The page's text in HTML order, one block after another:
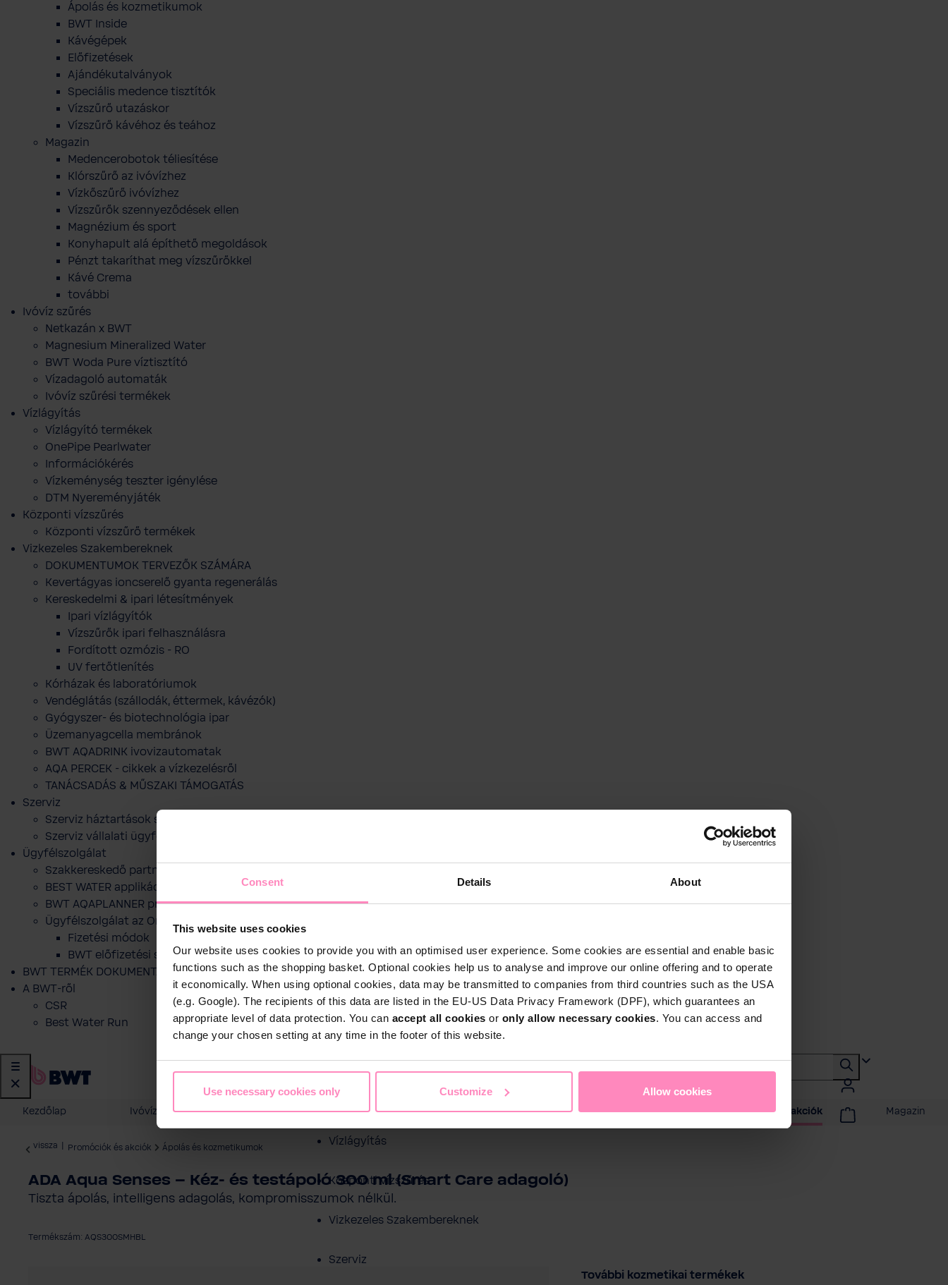
Consent Details About
This website uses cookies
Our website uses cookies to provide you with an optimised user experience. Some cookies are essential and enable basic
functions such as the shopping basket. Optional cookies help us to analyse and improve our online offering and to operate
it economically. When using optional cookies, data may be transmitted to companies from third countries such as the USA
(e.g. Google). The recipients of this data are listed in the EU-US Data Privacy Framework (DPF), which guarantees an
appropriate level of data protection. You can accept all cookies or only allow necessary cookies. You can access and
change your chosen setting at any time in the footer of this website.
Use necessary cookies only Customize Allow cookies
Ápolás és kozmetikumok
BWT Inside
Kávégépek
Előfizetések
Ajándékutalványok
Speciális medence tisztítók
Vízszűrő utazáskor
Vízszűrő kávéhoz és teához
Magazin
Medencerobotok téliesítése
Klórszűrő az ivóvízhez
Vízkőszűrő ivóvízhez
Vízszűrők szennyeződések ellen
Magnézium és sport
Konyhapult alá építhető megoldások
Pénzt takaríthat meg vízszűrőkkel
Kávé Crema
további
Ivóvíz szűrés
Netkazán x BWT
Magnesium Mineralized Water
BWT Woda Pure víztisztító
Vízadagoló automaták
Ivóvíz szűrési termékek
Vízlágyítás
Vízlágyító termékek
OnePipe Pearlwater
Információkérés
Vízkeménység teszter igénylése
DTM Nyereményjáték
Központi vízszűrés
Központi vízszűrő termékek
Vizkezeles Szakembereknek
DOKUMENTUMOK TERVEZŐK SZÁMÁRA
Kevertágyas ioncserelő gyanta regenerálás
Kereskedelmi & ipari létesítmények
Ipari vízlágyítók
Vízszűrők ipari felhasználásra
Fordított ozmózis - RO
UV fertőtlenítés
Kórházak és laboratóriumok
Vendéglátás (szállodák, éttermek, kávézók)
Gyógyszer- és biotechnológia ipar
Üzemanyagcella membránok
BWT AQADRINK ivovizautomatak
AQA PERCEK - cikkek a vízkezelésről
TANÁCSADÁS & MŰSZAKI TÁMOGATÁS
Szerviz
Szerviz háztartások számára
Szerviz vállalati ügyfelek számára
Ügyfélszolgálat
Szakkereskedő partnereink
BEST WATER applikáció
BWT AQAPLANNER program
Ügyfélszolgálat az Online webshophoz
Fizetési módok
BWT előfizetési szolgáltatása
BWT TERMÉK DOKUMENTÁCIÓ
A BWT-ről
CSR
Best Water Run
Shop
Ivóvíz szűrés
Vízlágyítás
Központi vízszűrés
Vizkezeles Szakembereknek
Szerviz
Kezdőlap Ivóvíz szűrés Otthoni vízkezelés Medence víztisztítás Sport és szabadidő Promóciók és akciók Magazin
vissza Promóciók és akciók Ápolás és kozmetikumok
ADA Aqua Senses – Kéz- és testápoló 300 ml (Smart Care adagoló)
Tiszta ápolás, intelligens adagolás, kompromisszumok nélkül.
Termékszám: AQS300SMHBL
További kozmetikai termékek